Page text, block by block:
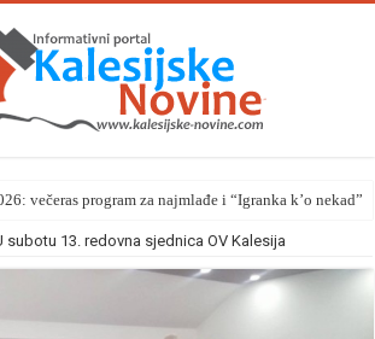
večeras program za najmlađe i “Igranka k’o nekad”
subotu 13. redovna sjednica OV Kalesija